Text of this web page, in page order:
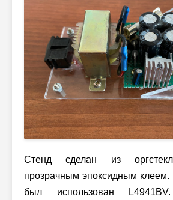
Стенд сделан из
прозрачным эпоксидным клеем.
был использован